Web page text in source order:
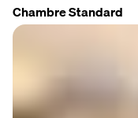
Chambre Standard